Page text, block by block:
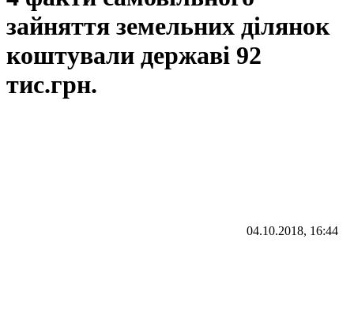
зайняття земельних ділянок
коштували державі 92
тис.грн.
04.10.2018, 16:44